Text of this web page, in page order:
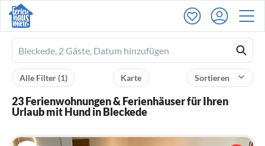
Ferienhausmiete
logo
Sortieren
Karte
Alle Filter(1)
23 Ferienwohnungen & Ferienhäuser für Ihren
Urlaub mit Hund in Bleckede